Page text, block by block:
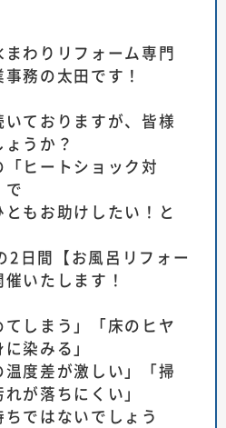
わりリフォーム専門
務の太田です！
ておりますが、皆様
うか？
ヒートショック対
で
もお助けしたい！と
2日間 【お風呂リフォー
いたします！
てしまう」「床のヒヤ
染みる」
温度差が激しい」「掃
が落ちにくい」
ではないでしょう